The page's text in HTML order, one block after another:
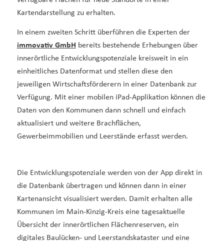
Kartendarstellung zu erhalten.
In einem zweiten Schritt überführen die Experten der
immovativ GmbH bereits bestehende Erhebungen über
innerörtliche Entwicklungspotenziale kreisweit in ein
einheitliches Datenformat und stellen diese den
jeweiligen Wirtschaftsförderern in einer Datenbank zur
Verfügung. Mit einer mobilen iPad-Applikation können die
Daten von den Kommunen dann schnell und einfach
aktualisiert und weitere Brachflächen,
Gewerbeimmobilien und Leerstände erfasst werden.
Die Entwicklungspotenziale werden von der App direkt in
die Datenbank übertragen und können dann in einer
Kartenansicht visualisiert werden. Damit erhalten alle
Kommunen im Main-Kinzig-Kreis eine tagesaktuelle
Übersicht der innerörtlichen Flächenreserven, ein
digitales Baulücken- und Leerstandskataster und eine